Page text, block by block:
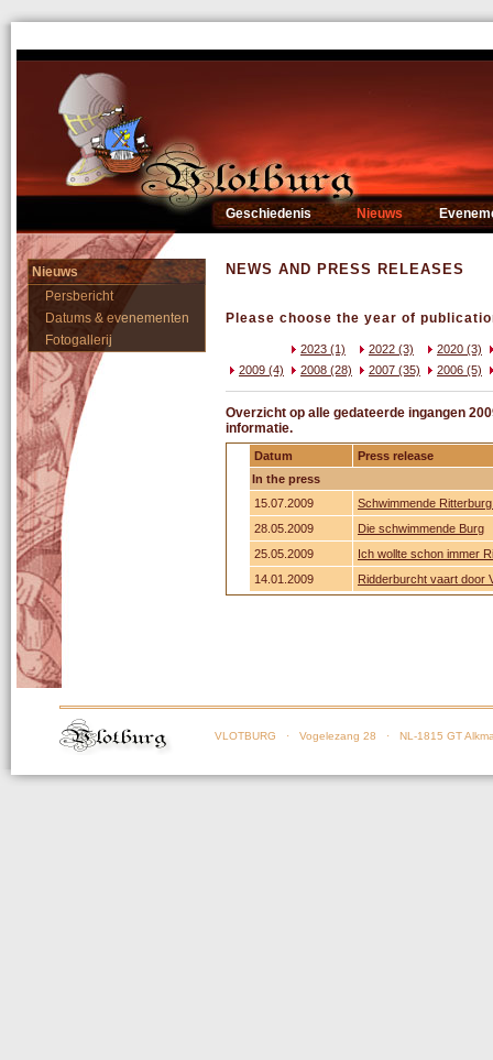
Geschiedenis Nieuws
Nieuws
Persbericht
Datums & evenementen
Fotogallerij
NEWS AND PRESS RELEASES
Please choose the year of
2023 (1) 2022 (3)
2020 (3)
2009 (4)
2008 (28) 2007 (35) 2006 (5)
Overzicht op alle gedateerde ingangen
informatie.
Datum
Press release
In the press
15.07.2009
Schwimmende
28.05.2009
Die schwimmende Burg
25.05.2009
Ich wollte schon immer
14.01.2009
Ridderburcht vaart door
VLOTBURG · Vogelezang 28 · NL-1815 GT